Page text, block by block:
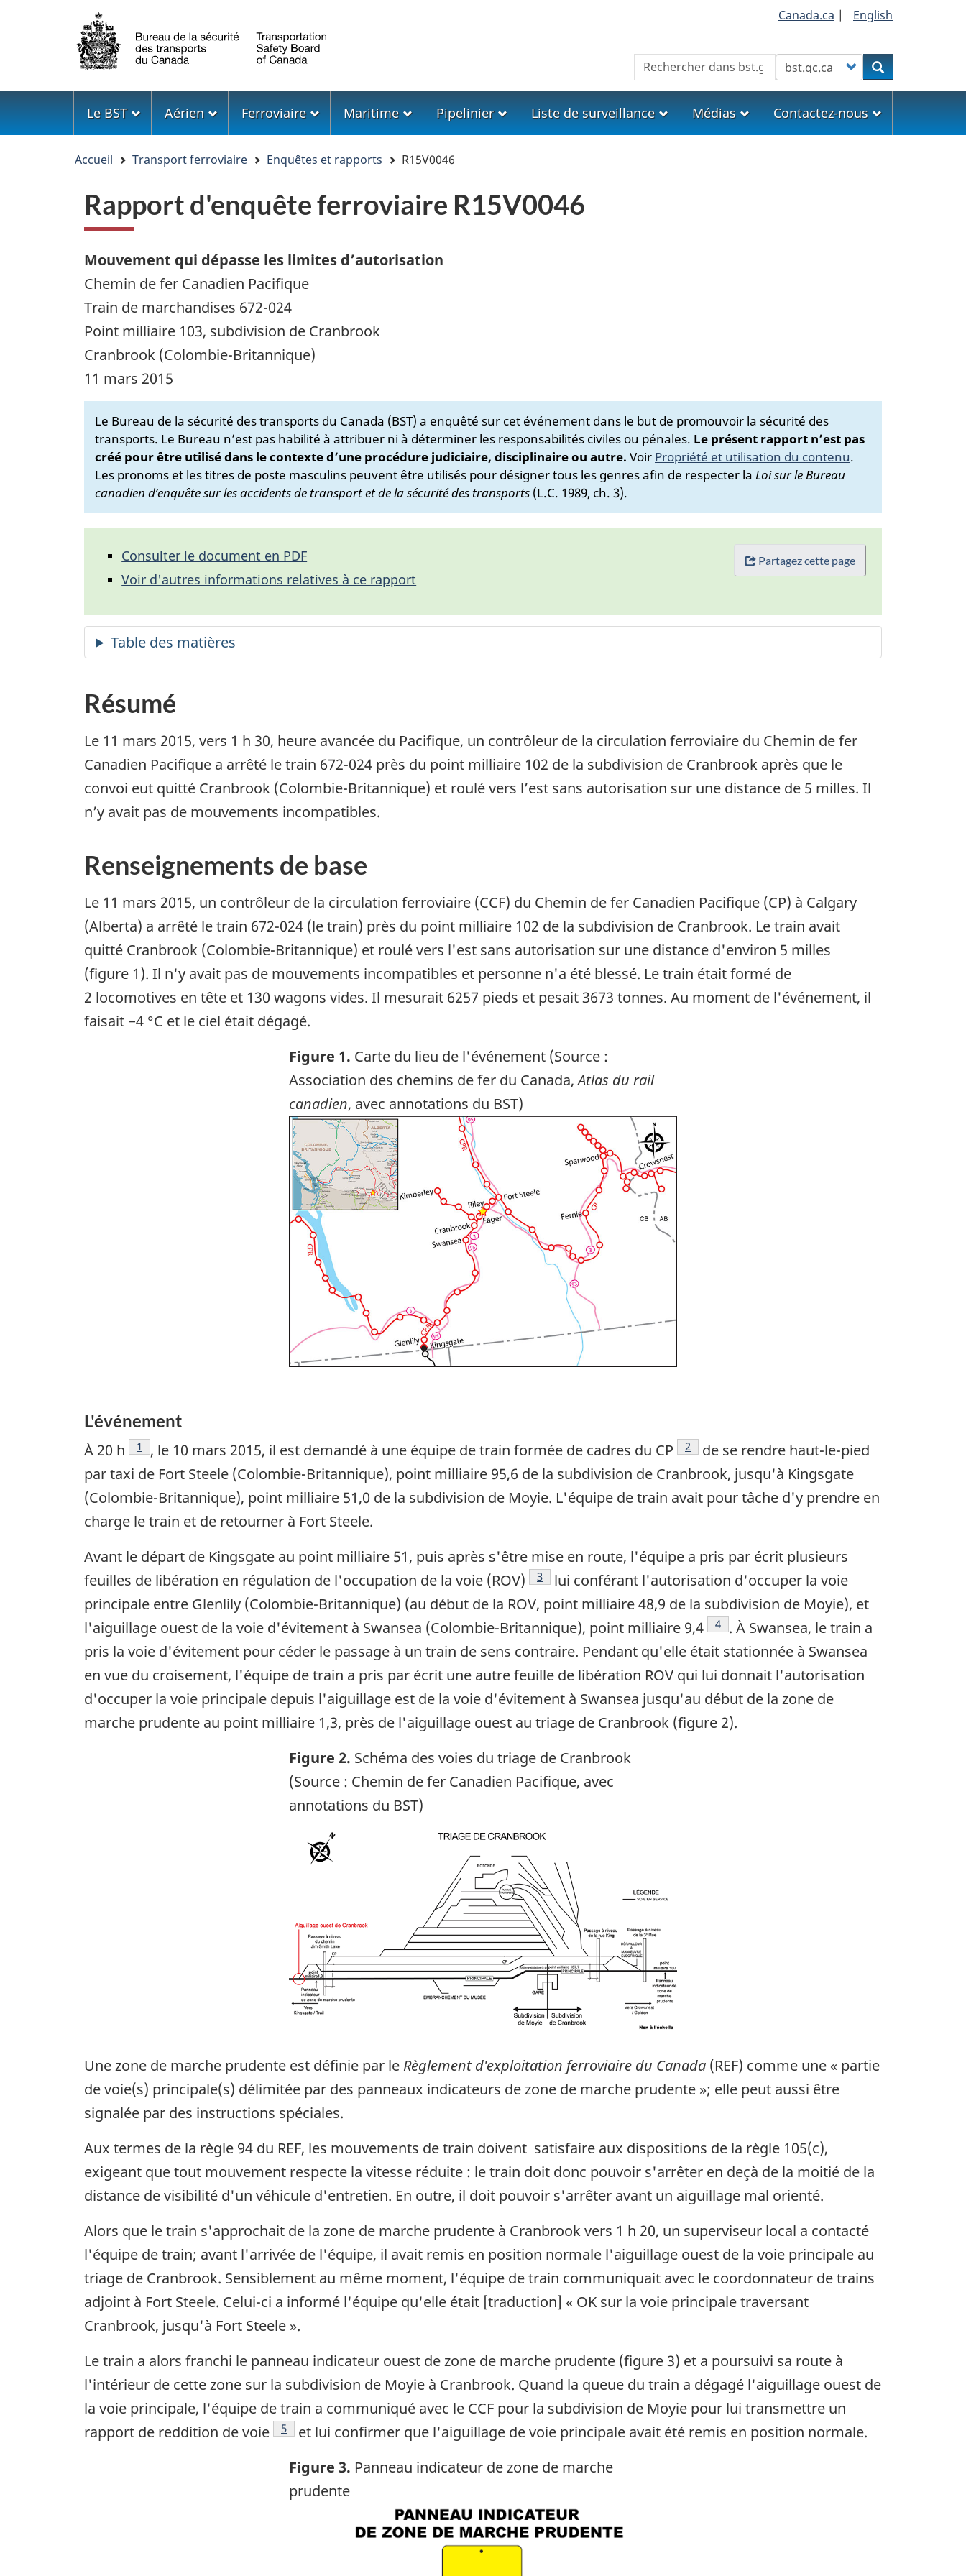
Sélection
de
la
langue
Canada.ca | English
Rechercher Customize your searchRechercher
Menu
Le BST Aérien Ferroviaire Maritime Pipelinier Liste de surveillance Médias Contactez-nous
Accueil Transport ferroviaire Enquêtes et rapports R15V0046
Rapport d'enquête ferroviaire R15V0046
Mouvement qui dépasse les limites d’autorisation
Chemin de fer Canadien Pacifique
Train de marchandises 672-024
Point milliaire 103, subdivision de Cranbrook
Cranbrook (Colombie-Britannique)
11 mars 2015
Le Bureau de la sécurité des transports du Canada (BST) a enquêté sur cet événement dans le but de promouvoir la sécurité des
transports. Le Bureau n’est pas habilité à attribuer ni à déterminer les responsabilités civiles ou pénales. Le présent rapport n’est pas
créé pour être utilisé dans le contexte d’une procédure judiciaire, disciplinaire ou autre. Voir Propriété et utilisation du contenu.
Les pronoms et les titres de poste masculins peuvent être utilisés pour désigner tous les genres afin de respecter la Loi sur le Bureau
canadien d’enquête sur les accidents de transport et de la sécurité des transports (L.C. 1989, ch. 3).
Partagez cette page
Consulter le document en PDF
Voir d'autres informations relatives à ce rapport
Résumé
Le 11 mars 2015, vers 1 h 30, heure avancée du Pacifique, un contrôleur de la circulation ferroviaire du Chemin de fer
Canadien Pacifique a arrêté le train 672-024 près du point milliaire 102 de la subdivision de Cranbrook après que le
convoi eut quitté Cranbrook (Colombie-Britannique) et roulé vers l’est sans autorisation sur une distance de 5 milles. Il
n’y avait pas de mouvements incompatibles.
Renseignements de base
Le 11 mars 2015, un contrôleur de la circulation ferroviaire (CCF) du Chemin de fer Canadien Pacifique (CP) à Calgary
(Alberta) a arrêté le train 672-024 (le train) près du point milliaire 102 de la subdivision de Cranbrook. Le train avait
quitté Cranbrook (Colombie-Britannique) et roulé vers l'est sans autorisation sur une distance d'environ 5 milles
(figure 1). Il n'y avait pas de mouvements incompatibles et personne n'a été blessé. Le train était formé de
2 locomotives en tête et 130 wagons vides. Il mesurait 6257 pieds et pesait 3673 tonnes. Au moment de l'événement, il
faisait −4 °C et le ciel était dégagé.
Figure 1. Carte du lieu de l'événement (Source :
Association des chemins de fer du Canada,Atlas du rail
canadien, avec annotations du BST)
Image
L'événement
À 20 h Note de bas de page
1 , le 10 mars 2015, il est demandé à une équipe de train formée de cadres du CP Note de bas de page
2
de se rendre haut-le-pied
par taxi de Fort Steele (Colombie-Britannique), point milliaire 95,6 de la subdivision de Cranbrook, jusqu'à Kingsgate
(Colombie-Britannique), point milliaire 51,0 de la subdivision de Moyie. L'équipe de train avait pour tâche d'y prendre en
charge le train et de retourner à Fort Steele.
Avant le départ de Kingsgate au point milliaire 51, puis après s'être mise en route, l'équipe a pris par écrit plusieurs
feuilles de libération en régulation de l'occupation de la voie (ROV)
Note de bas de page
3
lui conférant l'autorisation d'occuper la voie
principale entre Glenlily (Colombie-Britannique) (au début de la ROV, point milliaire 48,9 de la subdivision de Moyie), et
l'aiguillage ouest de la voie d'évitement à Swansea (Colombie-Britannique), point milliaire 9,4
Note de bas de page
4 . À Swansea, le train a
pris la voie d'évitement pour céder le passage à un train de sens contraire. Pendant qu'elle était stationnée à Swansea
en vue du croisement, l'équipe de train a pris par écrit une autre feuille de libération ROV qui lui donnait l'autorisation
d'occuper la voie principale depuis l'aiguillage est de la voie d'évitement à Swansea jusqu'au début de la zone de
marche prudente au point milliaire 1,3, près de l'aiguillage ouest au triage de Cranbrook (figure 2).
Figure 2. Schéma des voies du triage de Cranbrook
(Source : Chemin de fer Canadien Pacifique, avec
annotations du BST)
Image
Une zone de marche prudente est définie par le Règlement d'exploitation ferroviaire du Canada (REF) comme une « partie
de voie(s) principale(s) délimitée par des panneaux indicateurs de zone de marche prudente »; elle peut aussi être
signalée par des instructions spéciales.
Aux termes de la règle 94 du REF, les mouvements de train doivent satisfaire aux dispositions de la règle 105(c),
exigeant que tout mouvement respecte la vitesse réduite : le train doit donc pouvoir s'arrêter en deçà de la moitié de la
distance de visibilité d'un véhicule d'entretien. En outre, il doit pouvoir s'arrêter avant un aiguillage mal orienté.
Alors que le train s'approchait de la zone de marche prudente à Cranbrook vers 1 h 20, un superviseur local a contacté
l'équipe de train; avant l'arrivée de l'équipe, il avait remis en position normale l'aiguillage ouest de la voie principale au
triage de Cranbrook. Sensiblement au même moment, l'équipe de train communiquait avec le coordonnateur de trains
adjoint à Fort Steele. Celui-ci a informé l'équipe qu'elle était [traduction] « OK sur la voie principale traversant
Cranbrook, jusqu'à Fort Steele ».
Le train a alors franchi le panneau indicateur ouest de zone de marche prudente (figure 3) et a poursuivi sa route à
l'intérieur de cette zone sur la subdivision de Moyie à Cranbrook. Quand la queue du train a dégagé l'aiguillage ouest de
la voie principale, l'équipe de train a communiqué avec le CCF pour la subdivision de Moyie pour lui transmettre un
rapport de reddition de voie
Note de bas de page
5
et lui confirmer que l'aiguillage de voie principale avait été remis en position normale.
Figure 3. Panneau indicateur de zone de marche
prudente